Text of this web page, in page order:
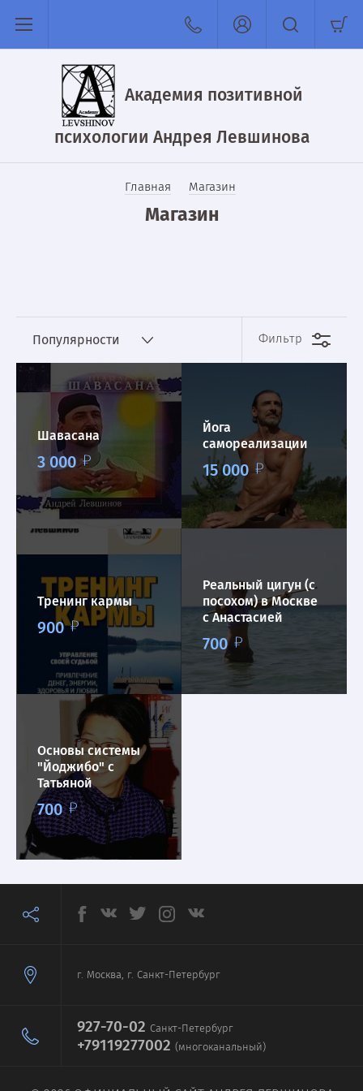
Академия позитивной
психологии Андрея Левшинова
Главная Магазин
Магазин
Популярности Фильтр
Шавасана
3 000
Йога
самореализации
15 000
Тренинг кармы
900
Реальный цигун (с
посохом) в Москве
с Анастасией
Малышевой
700
Основы системы
"Йоджибо" с
Татьяной
Завьяловой
700
г. Москва, г. Санкт-Петербург
927-70-02 Санкт-Петербург
+79119277002 (многоканальный)